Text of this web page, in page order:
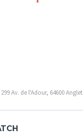
Av. de l'Adour, 64600 Anglet